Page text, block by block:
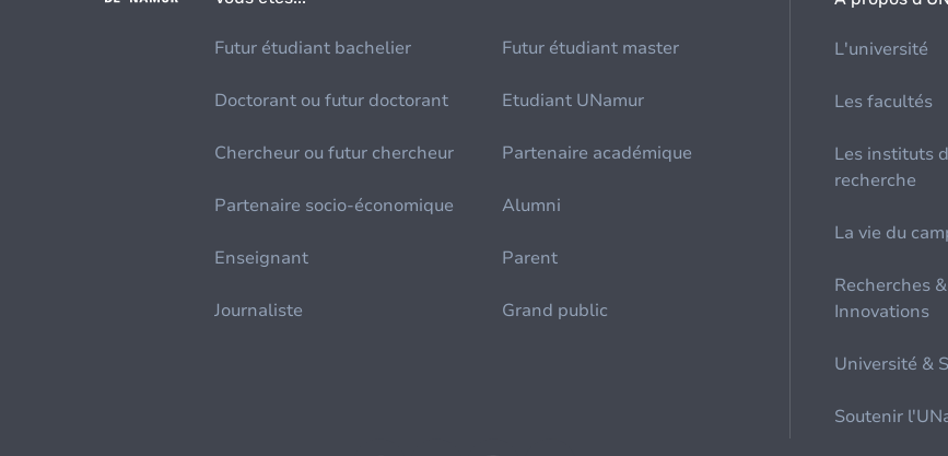
Futur étudiant bachelier Futur étudiant master
Doctorant ou futur doctorant Etudiant UNamur
Chercheur ou futur chercheur Partenaire académique
Partenaire socio-économique Alumni
Enseignant Parent
Journaliste Grand public
L'université
Les facultés
Les instituts
recherche
La vie du
Recherches &
Innovations
Université &
Soutenir